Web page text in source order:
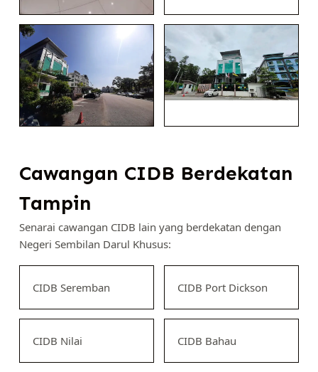
Cawangan CIDB Berdekatan
Tampin
Senarai cawangan CIDB lain yang berdekatan dengan
Negeri Sembilan Darul Khusus:
CIDB Seremban CIDB Port Dickson
CIDB Nilai CIDB Bahau